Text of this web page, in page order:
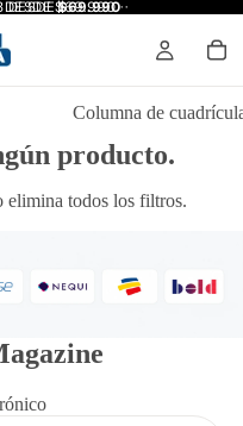
DESDE$69.990·
DESDE $69.990 ·
Columna de
producto.
elimina todos los filtros.